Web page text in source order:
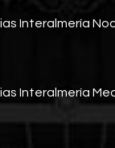
Interalmería
Interalmería